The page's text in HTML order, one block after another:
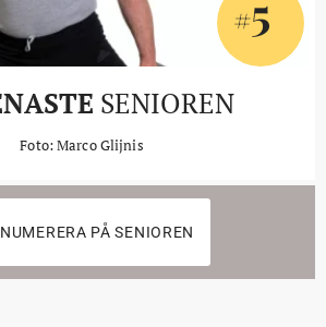
#5
SENIOREN
Foto: Marco Glijnis
PÅ SENIOREN